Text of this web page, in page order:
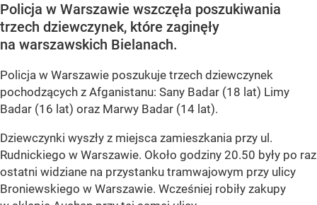
Policja w Warszawie wszczęła poszukiwania
trzech dziewczynek, które zaginęły
na warszawskich Bielanach.
Policja w Warszawie poszukuje trzech dziewczynek
pochodzących z Afganistanu: Sany Badar (18 lat) Limy
Badar (16 lat) oraz Marwy Badar (14 lat).
Dziewczynki wyszły z miejsca zamieszkania przy ul.
Rudnickiego w Warszawie. Około godziny 20.50 były po raz
ostatni widziane na przystanku tramwajowym przy ulicy
Broniewskiego w Warszawie. Wcześniej robiły zakupy